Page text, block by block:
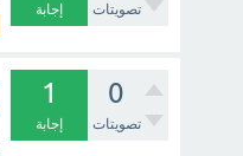
تصويتات إجابة
0
تصويتات
1
إجابة